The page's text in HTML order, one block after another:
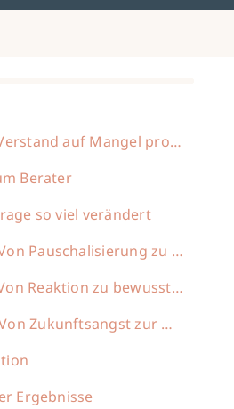
auf Mangel programmiert ist
Berater
so viel verändert
Pauschalisierung zu Präzision
Reaktion zu bewusster Wahl
zur Gegenwartskraft
Ergebnisse